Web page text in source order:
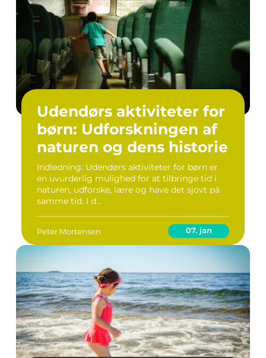
Udendørs aktiviteter for
børn: Udforskningen af
naturen og dens historie
Indledning: Udendørs aktiviteter for børn er
en uvurderlig mulighed for at tilbringe tid i
naturen, udforske, lære og have det sjovt på
samme tid. I d...
Peter Mortensen 07. jan